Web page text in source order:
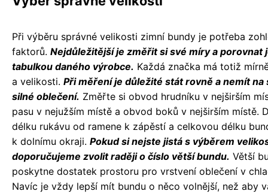
Při výběru správné velikosti zimní bundy je potřeba
faktorů. Nejdůležitější je změřit si své míry a porovnat
tabulkou daného výrobce. Každá značka má totiž
a velikosti. Při měření je důležité stát rovně a nemít na
silné oblečení. Změřte si obvod hrudníku v nejširším
pasu v nejužším místě a obvod boků v nejširším místě.
délku rukávu od ramene k zápěstí a celkovou délku
k dolnímu okraji. Pokud si nejste jistá s výběrem
doporučujeme zvolit raději o číslo větší bundu. Větší
poskytne dostatek prostoru pro vrstvení oblečení v
Navíc je vždy lepší mít bundu o něco volnější, než aby